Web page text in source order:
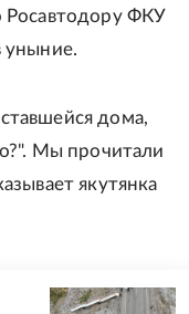
Росавтодору ФКУ
уныние.
дома,
Мы прочитали
якутянка